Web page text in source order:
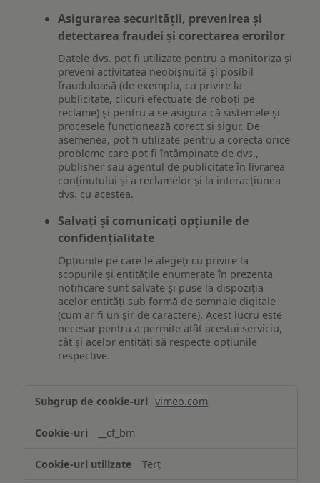
Asigurarea securității, prevenirea și
detectarea fraudei și corectarea erorilor
Datele dvs. pot fi utilizate pentru a monitoriza și
preveni activitatea neobișnuită și posibil
frauduloasă (de exemplu, cu privire la
publicitate, clicuri efectuate de roboți pe
reclame) și pentru a se asigura că sistemele și
procesele funcționează corect și sigur. De
asemenea, pot fi utilizate pentru a corecta orice
probleme care pot fi întâmpinate de dvs.,
publisher sau agentul de publicitate în livrarea
conținutului și a reclamelor și la interacțiunea
dvs. cu acestea.
Salvați și comunicați opțiunile de
confidențialitate
Opțiunile pe care le alegeți cu privire la
scopurile și entitățile enumerate în prezenta
notificare sunt salvate și puse la dispoziția
acelor entități sub formă de semnale digitale
(cum ar fi un șir de caractere). Acest lucru este
necesar pentru a permite atât acestui serviciu,
cât și acelor entități să respecte opțiunile
respective.
funcționalităților
ului
vimeo.com
__cf_bm
Terț